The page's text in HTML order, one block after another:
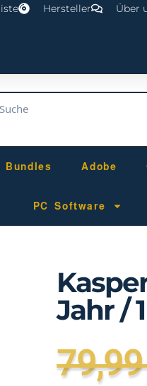
Hersteller Über
Bundles Adobe
PC Software
Jahr /